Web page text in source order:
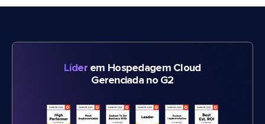
Líderem Hospedagem Cloud
Gerenciada no G2